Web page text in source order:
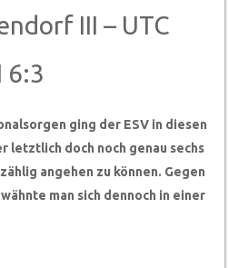
III – UTC
6:3
ging der ESV in diesen
letztlich doch noch genau sechs
angehen zu können. Gegen
man sich dennoch in einer